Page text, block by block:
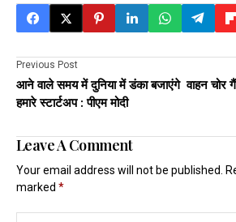
Previous Post
आने वाले समय में दुनिया में डंका बजाएंगे
हमारे स्टार्टअप : पीएम मोदी
वाहन चोर
Leave A Comment
Your email address will not be published.
marked *